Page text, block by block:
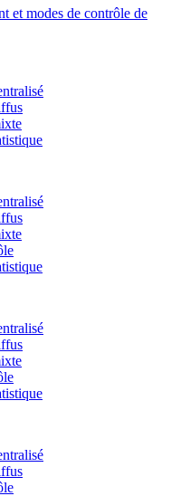
et modes de contrôle de